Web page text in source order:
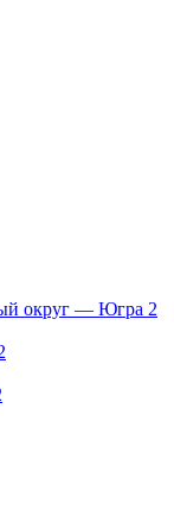
округ — Югра 2